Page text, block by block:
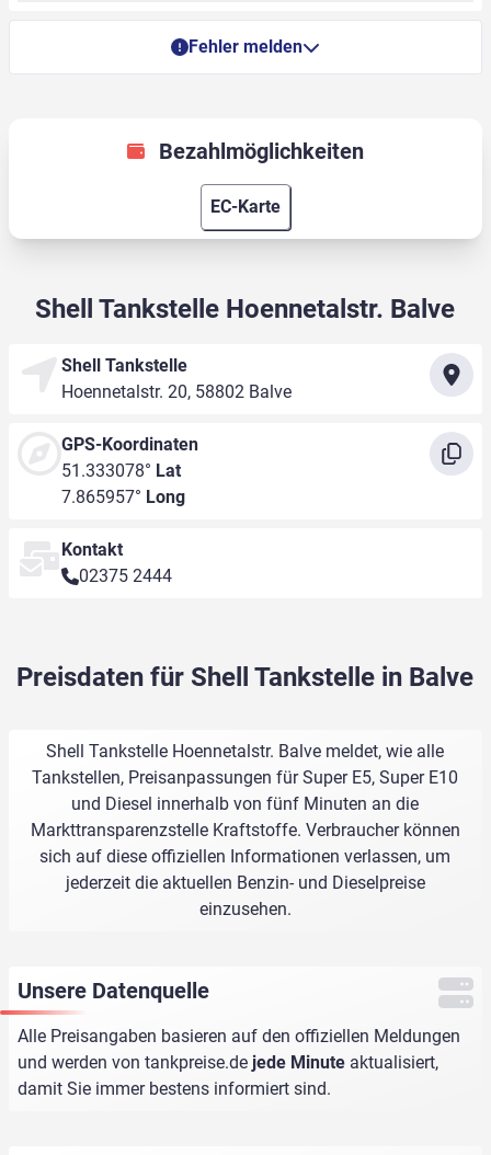
Fehler melden
Bezahlmöglichkeiten
EC-Karte
Shell Tankstelle Hoennetalstr. Balve
Shell Tankstelle
Hoennetalstr. 20, 58802 Balve
GPS-Koordinaten
51.333078° Lat
7.865957° Long
Kontakt
02375 2444
Preisdaten für Shell Tankstelle in Balve
Shell Tankstelle Hoennetalstr. Balve meldet, wie alle
Tankstellen, Preisanpassungen für Super E5, Super E10
und Diesel innerhalb von fünf Minuten an die
Markttransparenzstelle Kraftstoffe. Verbraucher können
sich auf diese offiziellen Informationen verlassen, um
jederzeit die aktuellen Benzin- und Dieselpreise
einzusehen.
Unsere Datenquelle
Alle Preisangaben basieren auf den offiziellen Meldungen
und werden von tankpreise.de jede Minute aktualisiert,
damit Sie immer bestens informiert sind.